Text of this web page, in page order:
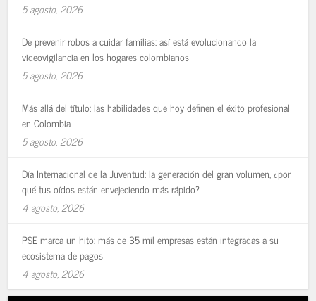
5 agosto, 2026
De prevenir robos a cuidar familias: así está evolucionando la
videovigilancia en los hogares colombianos
5 agosto, 2026
Más allá del título: las habilidades que hoy definen el éxito profesional
en Colombia
5 agosto, 2026
Día Internacional de la Juventud: la generación del gran volumen, ¿por
qué tus oídos están envejeciendo más rápido?
4 agosto, 2026
PSE marca un hito: más de 35 mil empresas están integradas a su
ecosistema de pagos
4 agosto, 2026